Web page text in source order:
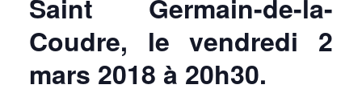
Saint Germain-de-la-
Coudre, le vendredi 2
mars 2018 à 20h30.